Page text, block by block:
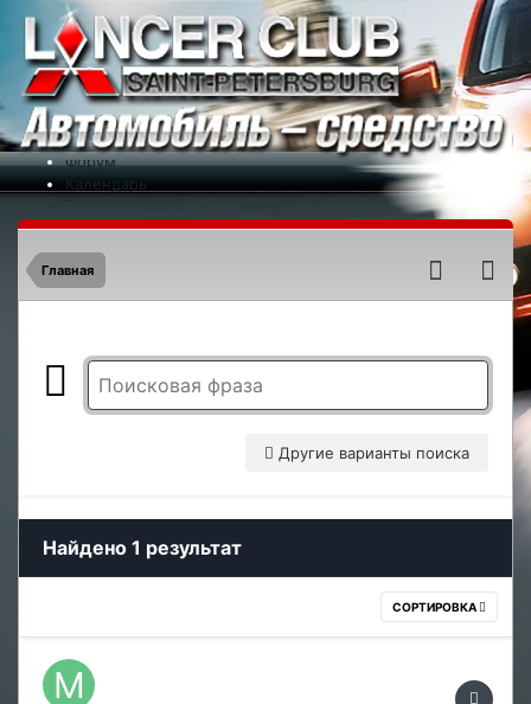
Меню
На сайт
Форум
Календарь
Новости
Контакты
Главная
Другие варианты поиска
Найдено 1 результат
СОРТИРОВКА